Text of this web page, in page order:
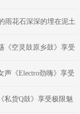
雨花石深深的埋在泥土
《空灵鼓原乡鼓》享受
声《Electro劲嗨》享受
私货Q鼓》享受极限魅